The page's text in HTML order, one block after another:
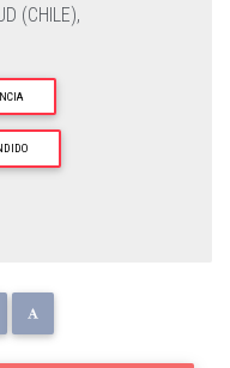
(CHILE),